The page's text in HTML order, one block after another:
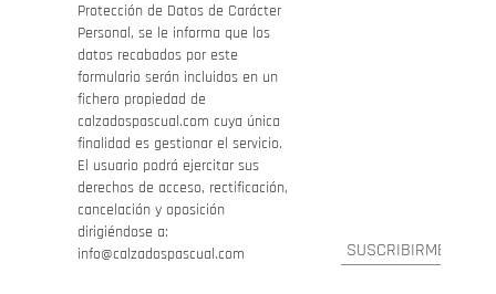
Protección de Datos de Carácter
Personal, se le informa que los
datos recabados por este
formulario serán incluidos en un
fichero propiedad de
calzadospascual.com cuya única
finalidad es gestionar el servicio.
El usuario podrá ejercitar sus
derechos de acceso, rectificación,
cancelación y oposición
dirigiéndose a:
info@calzadospascual.com